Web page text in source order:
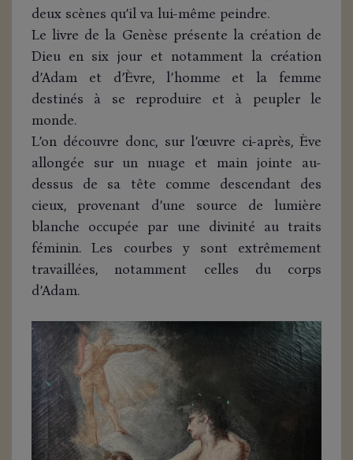
deux scènes qu’il va lui-même peindre.
Le livre de la Genèse présente la création de
Dieu en six jour et notamment la création
d’Adam et d’Èvre, l’homme et la femme
destinés à se reproduire et à peupler le
monde.
L’on découvre donc, sur l’œuvre ci-après, Ève
allongée sur un nuage et main jointe au-
dessus de sa tête comme descendant des
cieux, provenant d’une source de lumière
blanche occupée par une divinité au traits
féminin. Les courbes y sont extrêmement
travaillées, notamment celles du corps
d’Adam.